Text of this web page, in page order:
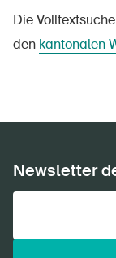
Die
den kantonalen
Newsletter